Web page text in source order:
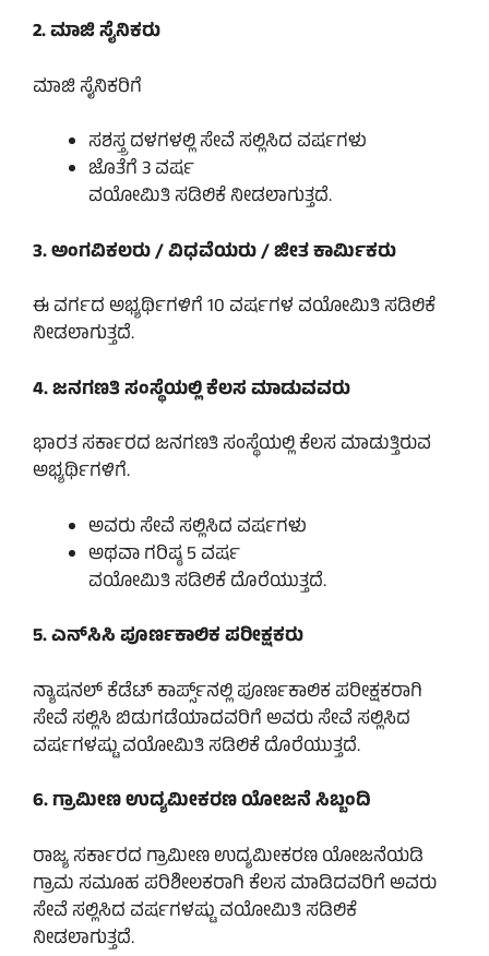
2. ಮಾಜಿ ಸೈನಿಕರು
ಮಾಜಿ ಸೈನಿಕರಿಗೆ
ಸಶಸ್ತ್ರ ದಳಗಳಲ್ಲಿ ಸೇವೆ ಸಲ್ಲಿಸಿದ ವರ್ಷಗಳು
ಜೊತೆಗೆ 3 ವರ್ಷ
ವಯೋಮಿತಿ ಸಡಿಲಿಕೆ ನೀಡಲಾಗುತ್ತದೆ.
3. ಅಂಗವಿಕಲರು / ವಿಧವೆಯರು / ಜೀತ ಕಾರ್ಮಿಕರು
ಈ ವರ್ಗದ ಅಭ್ಯರ್ಥಿಗಳಿಗೆ 10 ವರ್ಷಗಳ ವಯೋಮಿತಿ ಸಡಿಲಿಕೆ
ನೀಡಲಾಗುತ್ತದೆ.
4. ಜನಗಣತಿ ಸಂಸ್ಥೆಯಲ್ಲಿ ಕೆಲಸ ಮಾಡುವವರು
ಭಾರತ ಸರ್ಕಾರದ ಜನಗಣತಿ ಸಂಸ್ಥೆಯಲ್ಲಿ ಕೆಲಸ ಮಾಡುತ್ತಿರುವ
ಅಭ್ಯರ್ಥಿಗಳಿಗೆ.
ಅವರು ಸೇವೆ ಸಲ್ಲಿಸಿದ ವರ್ಷಗಳು
ಅಥವಾ ಗರಿಷ್ಠ 5 ವರ್ಷ
ವಯೋಮಿತಿ ಸಡಿಲಿಕೆ ದೊರೆಯುತ್ತದೆ.
5. ಎನ್‌ಸಿಸಿ ಪೂರ್ಣಕಾಲಿಕ ಪರೀಕ್ಷಕರು
ನ್ಯಾಷನಲ್ ಕೆಡೆಟ್ ಕಾರ್ಪ್ಸ್‌ನಲ್ಲಿ ಪೂರ್ಣಕಾಲಿಕ ಪರೀಕ್ಷಕರಾಗಿ
ಸೇವೆ ಸಲ್ಲಿಸಿ ಬಿಡುಗಡೆಯಾದವರಿಗೆ ಅವರು ಸೇವೆ ಸಲ್ಲಿಸಿದ
ವರ್ಷಗಳಷ್ಟು ವಯೋಮಿತಿ ಸಡಿಲಿಕೆ ದೊರೆಯುತ್ತದೆ.
6. ಗ್ರಾಮೀಣ ಉದ್ಯಮೀಕರಣ ಯೋಜನೆ ಸಿಬ್ಬಂದಿ
ರಾಜ್ಯ ಸರ್ಕಾರದ ಗ್ರಾಮೀಣ ಉದ್ಯಮೀಕರಣ ಯೋಜನೆಯಡಿ
ಗ್ರಾಮ ಸಮೂಹ ಪರಿಶೀಲಕರಾಗಿ ಕೆಲಸ ಮಾಡಿದವರಿಗೆ ಅವರು
ಸೇವೆ ಸಲ್ಲಿಸಿದ ವರ್ಷಗಳಷ್ಟು ವಯೋಮಿತಿ ಸಡಿಲಿಕೆ
ನೀಡಲಾಗುತ್ತದೆ.